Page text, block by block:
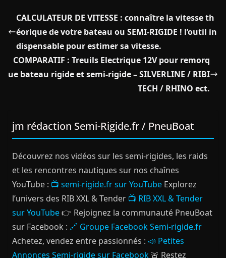
CALCULATEUR DE VITESSE : connaître la vitesse th
éorique de votre bateau ou SEMI-RIGIDE ! l’outil in
dispensable pour estimer sa vitesse.
COMPARATIF : Treuils Electrique 12V pour remorq
ue bateau rigide et semi-rigide – SILVERLINE / RIBI
TECH / RHINO ect.
jm rédaction Semi-Rigide.fr / PneuBoat
Découvrez nos vidéos sur les semi-rigides, les raids
et les rencontres nautiques sur nos chaînes
YouTube : 📺 semi-rigide.fr sur YouTube Explorez
l’univers des RIB XXL & Tender 📺 RIB XXL & Tender
sur YouTube👉 Rejoignez la communauté PneuBoat
sur Facebook : 🔗 Groupe Facebook Semi-rigide.fr
Achetez, vendez entre passionnés : 📣 Petites
Annonces Semi-rigide sur Facebook 🚨 Restez